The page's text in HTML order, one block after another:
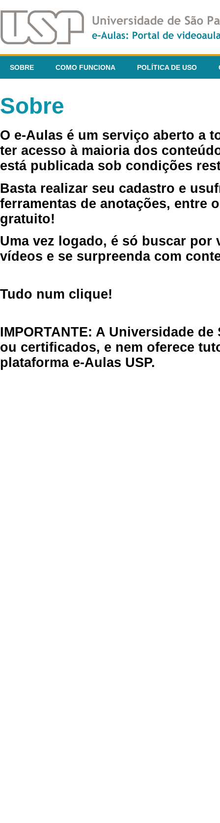
SOBRE COMO FUNCIONA POLÍTICA DE USO
Sobre
O e-Aulas é um serviço aberto a
ter acesso à maioria dos
está publicada sob condições
Basta realizar seu cadastro e
ferramentas de anotações, entre
gratuito!
Uma vez logado, é só buscar por
vídeos e se surpreenda com
Tudo num clique!
IMPORTANTE: A Universidade
ou certificados, e nem oferece
plataforma e-Aulas USP.